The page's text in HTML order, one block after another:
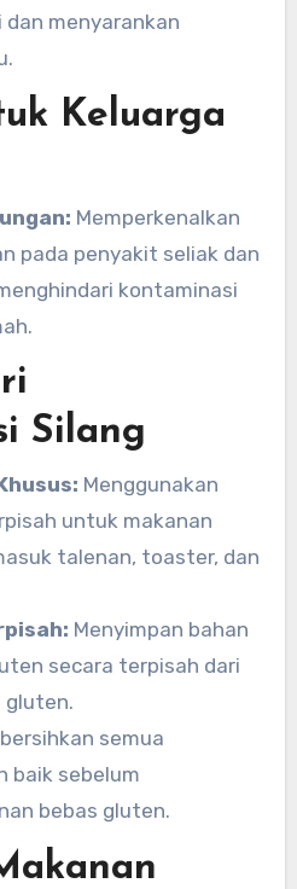
menyarankan
Keluarga
Memperkenalkan
pada penyakit seliak dan
kontaminasi
Silang
Menggunakan
untuk makanan
talenan, toaster, dan
Menyimpan bahan
secara terpisah dari
gluten.
semua
baik sebelum
bebas gluten.